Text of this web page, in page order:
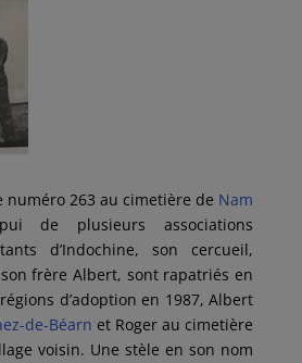
numéro 263 au cimetière de Nam
de plusieurs associations
d’Indochine, son cercueil,
frère Albert, sont rapatriés en
d’adoption en 1987, Albert
de-Béarn et Roger au cimetière
voisin. Une stèle en son nom